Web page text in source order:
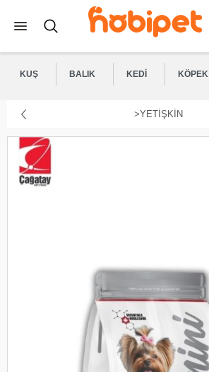
KUŞ BALIK KEDI KÖPEK
>YETIŞKIN